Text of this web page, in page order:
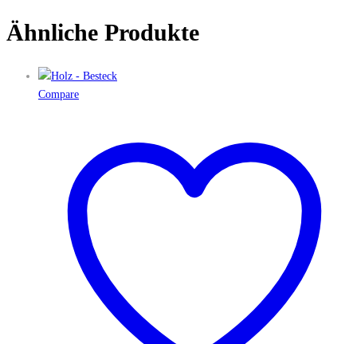
Ähnliche Produkte
Compare